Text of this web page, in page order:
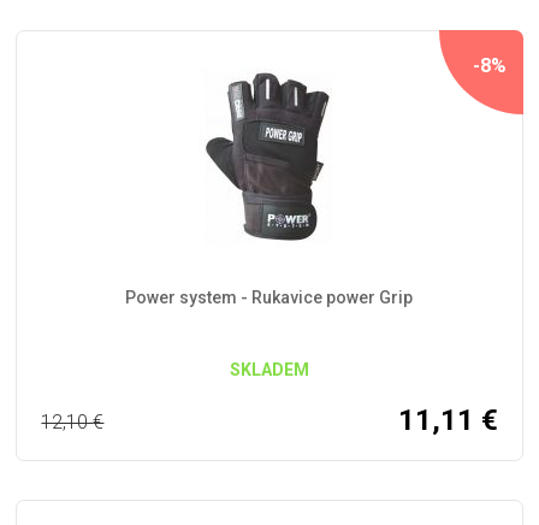
-8%
Power system - Rukavice power Grip
SKLADEM
12,10€ 11,11 €